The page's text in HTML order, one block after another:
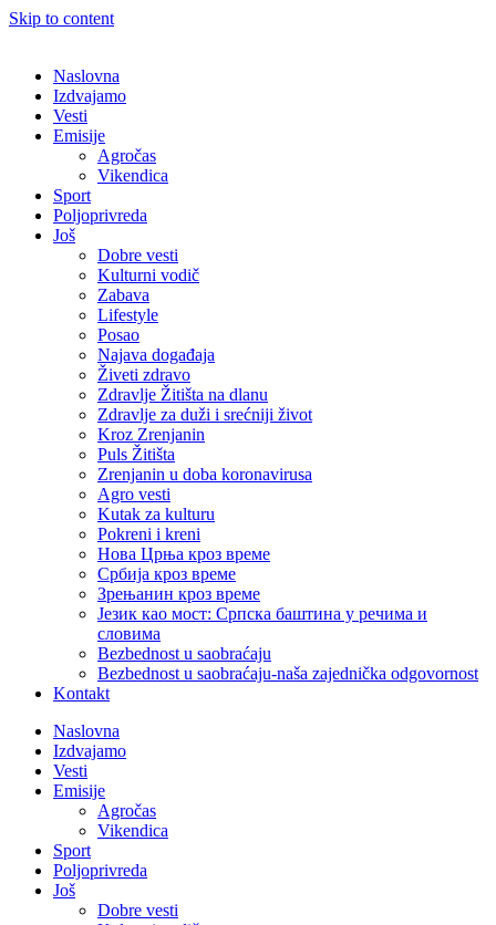
Skip to content
Naslovna
Izdvajamo
Vesti
Emisije
Agročas
Vikendica
Sport
Poljoprivreda
Još
Dobre vesti
Kulturni vodič
Zabava
Lifestyle
Posao
Najava događaja
Živeti zdravo
Zdravlje Žitišta na dlanu
Zdravlje za duži i srećniji život
Kroz Zrenjanin
Puls Žitišta
Zrenjanin u doba koronavirusa
Agro vesti
Kutak za kulturu
Pokreni i kreni
Нова Црња кроз време
Србија кроз време
Зрењанин кроз време
Језик као мост: Српска баштина у речима и
словима
Bezbednost u saobraćaju
Bezbednost u saobraćaju-naša zajednička odgovornost
Kontakt
Naslovna
Izdvajamo
Vesti
Emisije
Agročas
Vikendica
Sport
Poljoprivreda
Još
Dobre vesti